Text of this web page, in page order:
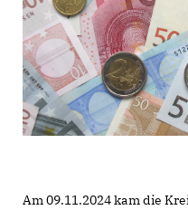
Am 09.11.2024 kam die